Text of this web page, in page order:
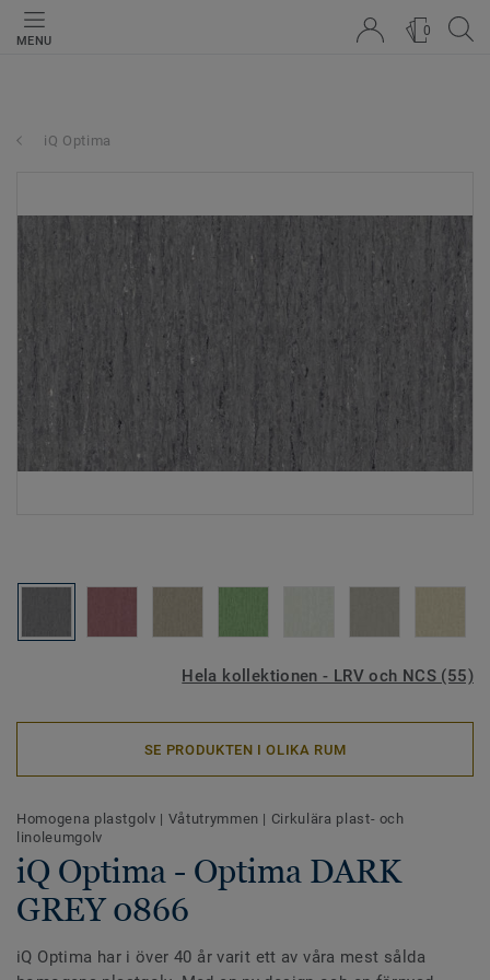
MENU
0
iQ Optima
Hela kollektionen - LRV och NCS (55)
SE PRODUKTEN I OLIKA RUM
Homogena plastgolv | Våtutrymmen | Cirkulära plast- och
linoleumgolv
iQ Optima - Optima DARK
GREY 0866
iQ Optima har i över 40 år varit ett av våra mest sålda